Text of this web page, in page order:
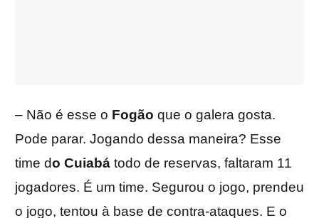
– Não é esse o Fogão que o galera gosta.
Pode parar. Jogando dessa maneira? Esse
time do Cuiabá todo de reservas, faltaram 11
jogadores. É um time. Segurou o jogo, prendeu
o jogo, tentou à base de contra-ataques. E o